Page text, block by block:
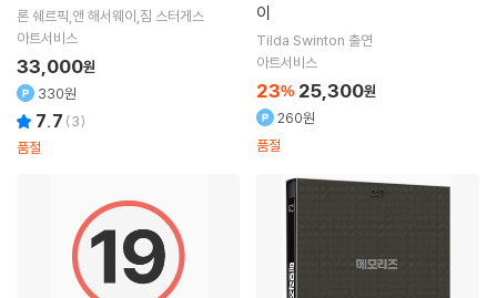
론 쉐르픽,앤 해서웨이,짐 스터게스
아트서비스
33,000원
330원
7.7 (3)
품절
이
Tilda Swinton 출연
아트서비스
23% 25,300원
260원
품절